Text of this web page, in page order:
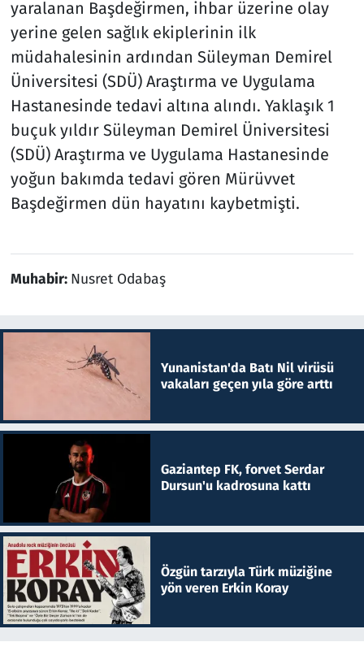
yaralanan Başdeğirmen, ihbar üzerine olay
yerine gelen sağlık ekiplerinin ilk
müdahalesinin ardından Süleyman Demirel
Üniversitesi (SDÜ) Araştırma ve Uygulama
Hastanesinde tedavi altına alındı. Yaklaşık 1
buçuk yıldır Süleyman Demirel Üniversitesi
(SDÜ) Araştırma ve Uygulama Hastanesinde
yoğun bakımda tedavi gören Mürüvvet
Başdeğirmen dün hayatını kaybetmişti.
Muhabir: Nusret Odabaş
Yunanistan'da Batı Nil virüsü
vakaları geçen yıla göre arttı
Gaziantep FK, forvet Serdar
Dursun'u kadrosuna kattı
Özgün tarzıyla Türk müziğine
yön veren Erkin Koray